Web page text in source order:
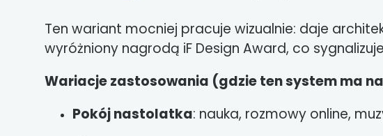
Ten wariant mocniej pracuje wizualnie: daje
wyróżniony nagrodą iF Design Award, co
Wariacje zastosowania (gdzie ten system ma
Pokój nastolatka: nauka, rozmowy online,